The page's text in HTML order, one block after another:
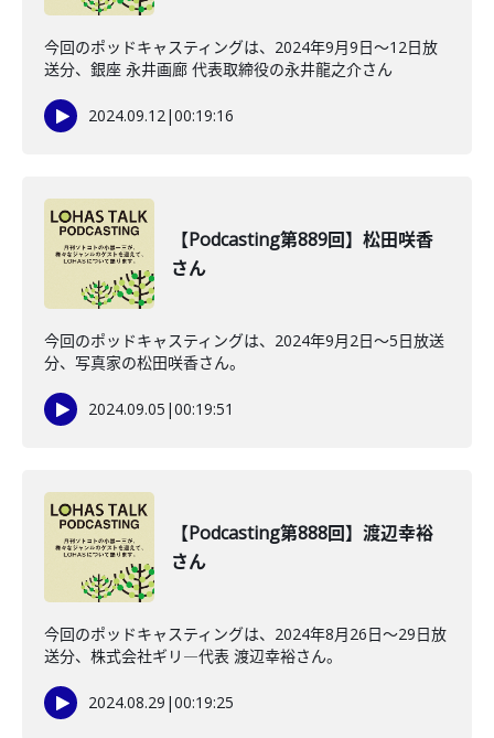
今回のポッドキャスティングは、2024年9月9日〜12日放
送分、銀座 永井画廊 代表取締役の永井龍之介さん
2024.09.12|00:19:16
【Podcasting第889回】松田咲香
さん
今回のポッドキャスティングは、2024年9月2日〜5日放送
分、写真家の松田咲香さん。
2024.09.05 |00:19:51
【Podcasting第888回】渡辺幸裕
さん
今回のポッドキャスティングは、2024年8月26日〜29日放
送分、株式会社ギリ―代表 渡辺幸裕さん。
2024.08.29 |00:19:25